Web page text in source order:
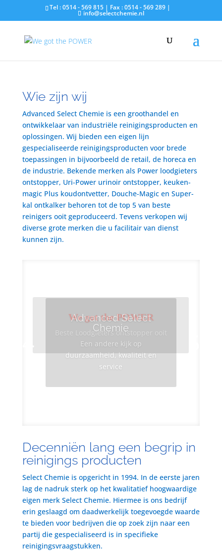
Tel : 0514 - 569 815 | Fax : 0514 - 569 289 |
info@selectchemie.nl
Wie zijn wij
Advanced Select Chemie is een groothandel en
ontwikkelaar van industriële reinigingsproducten en
oplossingen. Wij bieden een eigen lijn
gespecialiseerde reinigingsproducten voor brede
toepassingen in bijvoorbeeld de retail, de horeca en
de industrie. Bekende merken als Power loodgieters
ontstopper, Uri-Power urinoir ontstopper, keuken-
magic Plus koudontvetter, Douche-Magic en Super-
kal ontkalker behoren tot de top 5 van beste
reinigers ooit geproduceerd. Tevens verkopen wij
diverse grote merken die u facilitair van dienst
kunnen zijn.
Advanced Select
Chemie
Een andere kijk op
duurzaamheid, kwaliteit en
service
We got the POWER
Beste Loodgieters ontstopper ooit
Decenniën lang een begrip in
reinigings producten
Select Chemie is opgericht in 1994. In de eerste jaren
lag de nadruk sterk op het kwalitatief hoogwaardige
eigen merk Select Chemie. Hiermee is ons bedrijf
erin geslaagd om daadwerkelijk toegevoegde waarde
te bieden voor bedrijven die op zoek zijn naar een
partij die gespecialiseerd is in specifieke
reinigingsvraagstukken.